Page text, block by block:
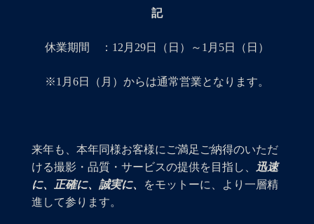
記
休業期間 ：12月29日（日）～1月5日（日）
※1月6日（月）からは通常営業となります。
来年も、本年同様お客様にご満足ご納得のいただ
ける撮影・品質・サービスの提供を目指し、
迅速
に、正確に、誠実に、
をモットーに、より一層精
進して参ります。